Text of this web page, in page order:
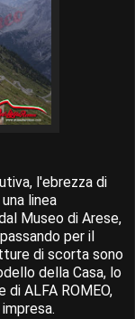
l'ebrezza di
linea
Museo di Arese,
per il
di scorta sono
della Casa, lo
ALFA ROMEO,